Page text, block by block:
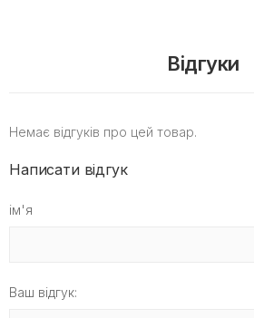
Відгуки
Немає відгуків про цей товар.
Написати відгук
ім'я
Ваш відгук: